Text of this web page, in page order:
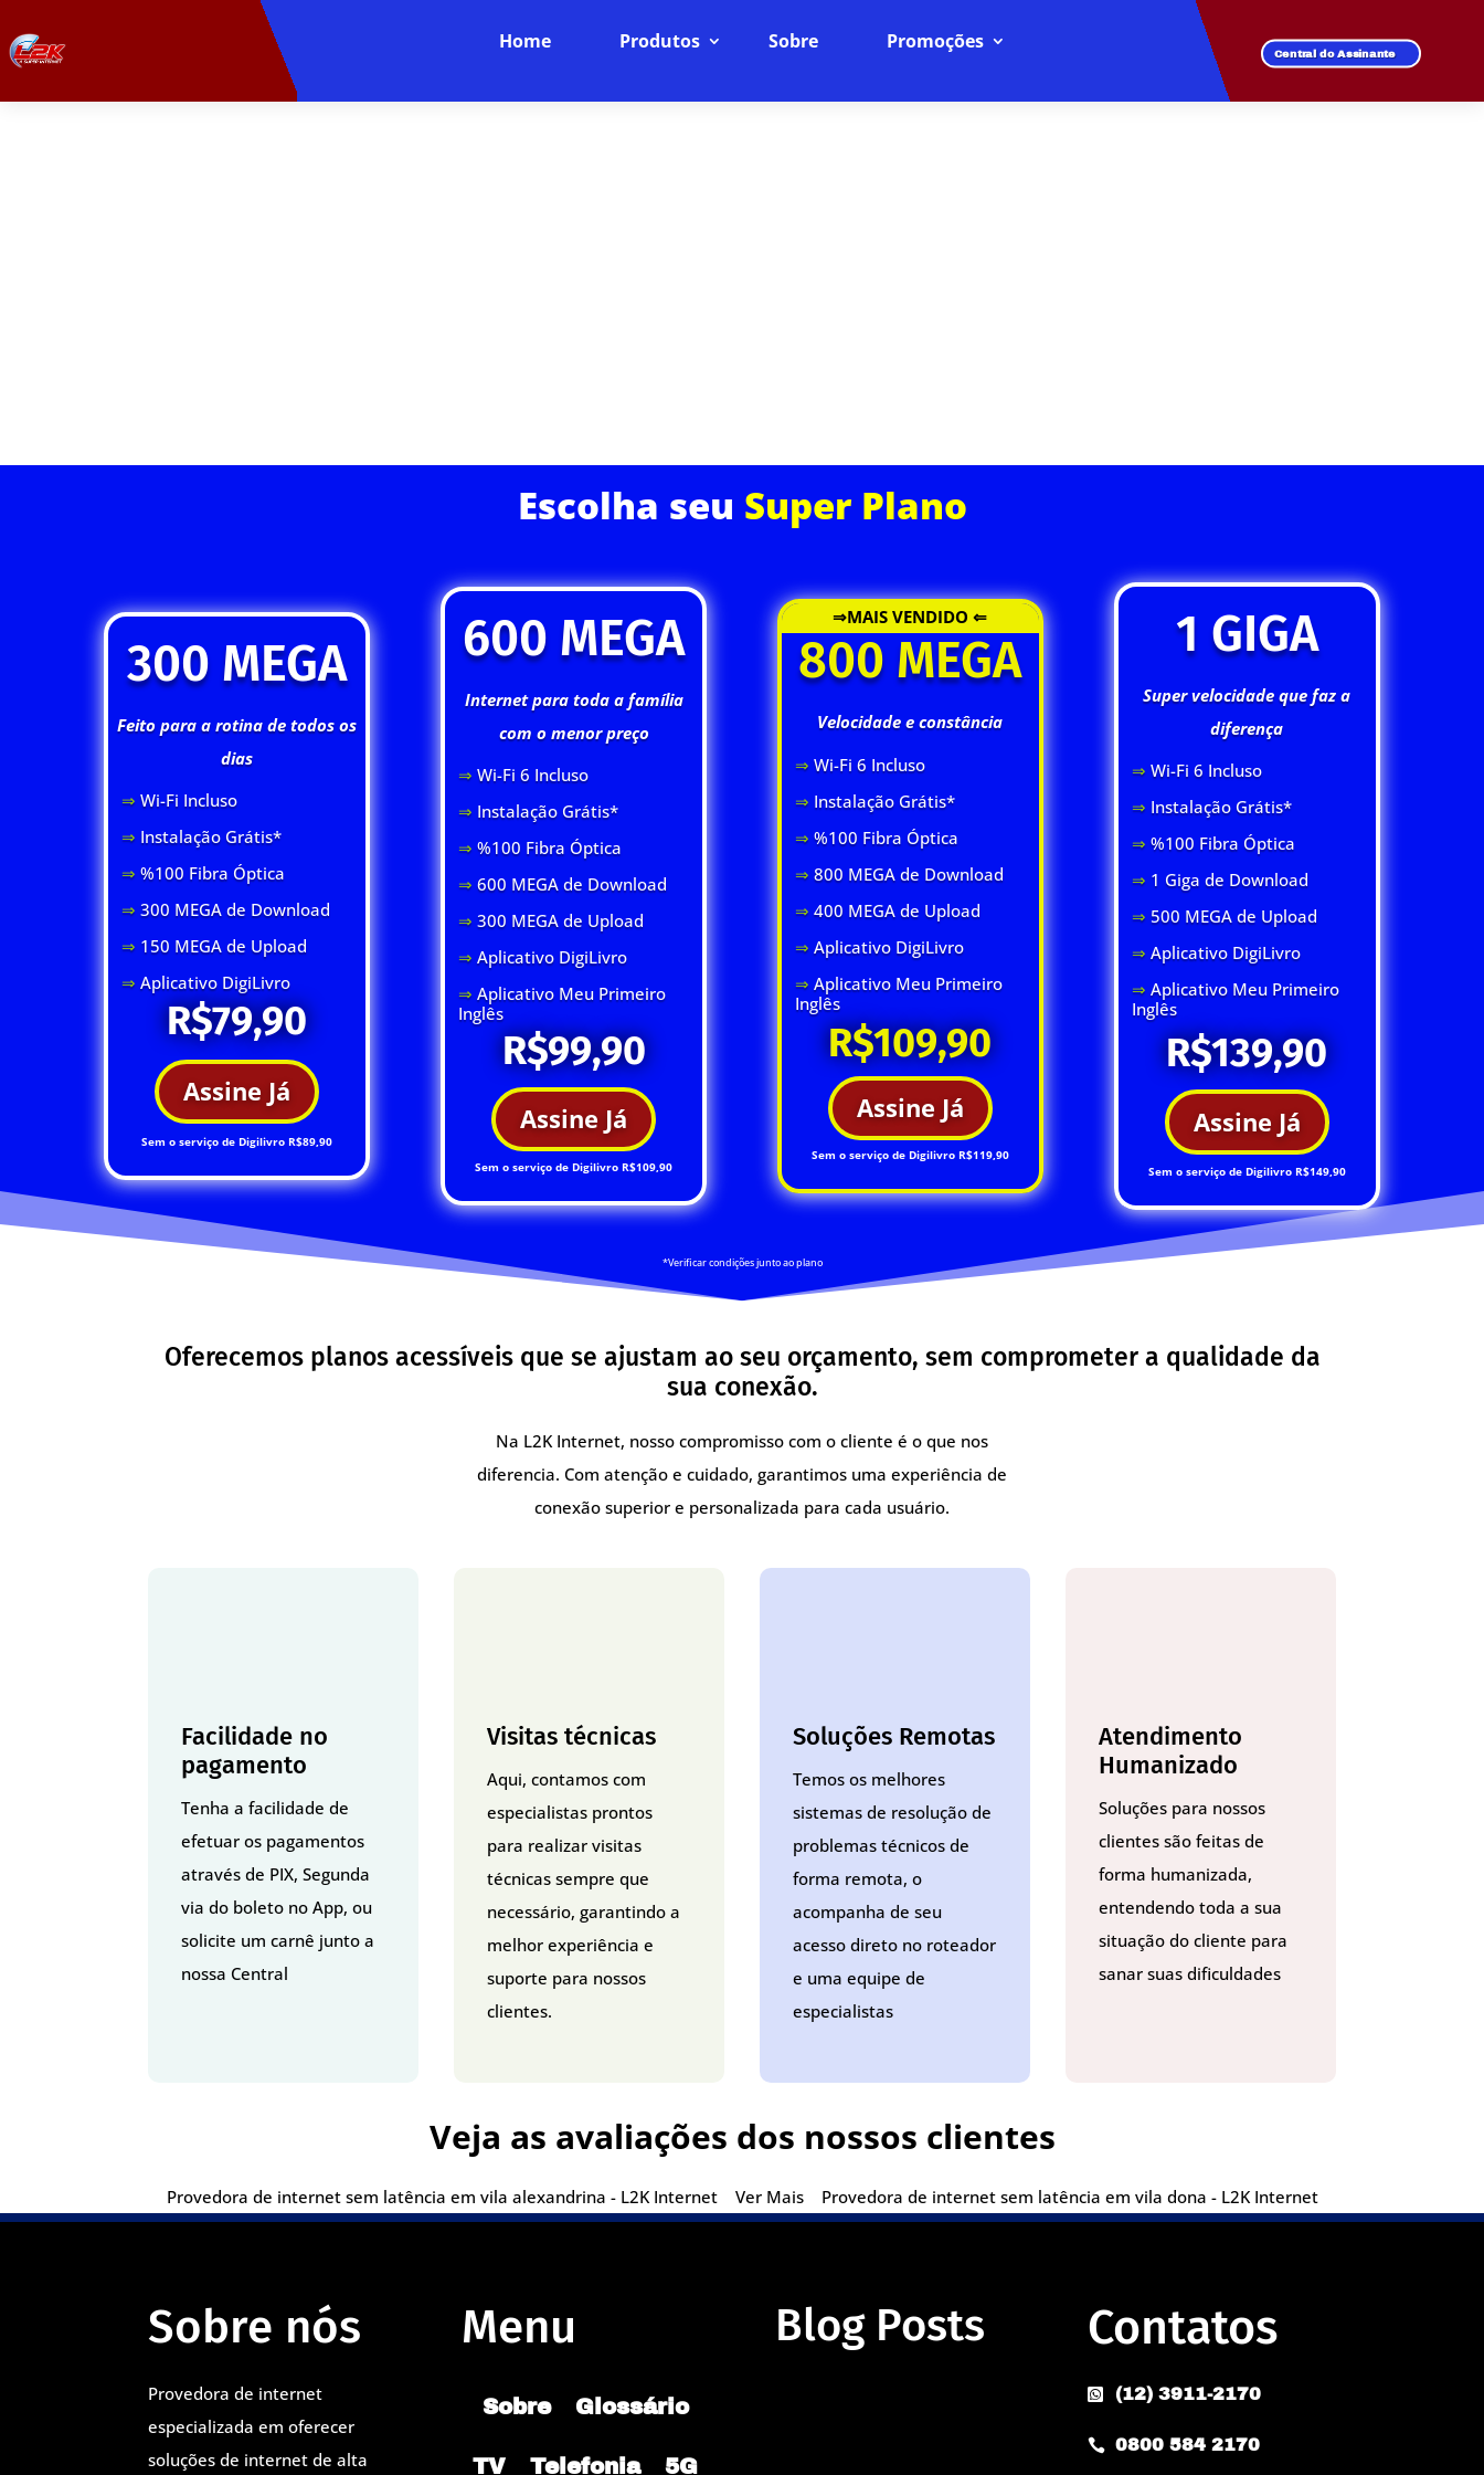
Home Produtos Sobre Promoções Central do Assinante
Escolha seu Super Plano
300 MEGA
Feito para a rotina de todos os
dias
⇒ Wi-Fi Incluso
⇒ Instalação Grátis*
⇒ %100 Fibra Óptica
⇒ 300 MEGA de Download
⇒ 150 MEGA de Upload
⇒Aplicativo DigiLivro
R$79,90
Assine Já
Sem o serviço de Digilivro R$89,90
600 MEGA
Internet para toda a família
com o menor preço
⇒ Wi-Fi 6 Incluso
⇒ Instalação Grátis*
⇒ %100 Fibra Óptica
⇒ 600 MEGA de Download
⇒ 300 MEGA de Upload
⇒ Aplicativo DigiLivro
⇒ Aplicativo Meu Primeiro
Inglês
R$99,90
Assine Já
Sem o serviço de Digilivro R$109,90
⇒MAIS VENDIDO ⇐
800 MEGA
Velocidade e constância
⇒ Wi-Fi 6 Incluso
⇒ Instalação Grátis*
⇒ %100 Fibra Óptica
⇒ 800 MEGA de Download
⇒ 400 MEGA de Upload
⇒ Aplicativo DigiLivro
⇒ Aplicativo Meu Primeiro
Inglês
R$109,90
Assine Já
Sem o serviço de Digilivro R$119,90
1 GIGA
Super velocidade que faz a
diferença
⇒ Wi-Fi 6 Incluso
⇒ Instalação Grátis*
⇒ %100 Fibra Óptica
⇒ 1 Giga de Download
⇒ 500 MEGA de Upload
⇒ Aplicativo DigiLivro
⇒ Aplicativo Meu Primeiro
Inglês
R$139,90
Assine Já
Sem o serviço de Digilivro R$149,90
*Verificar condições junto ao plano
Oferecemos planos acessíveis que se ajustam ao seu orçamento, sem comprometer a qualidade da
sua conexão.
Na L2K Internet, nosso compromisso com o cliente é o que nos
diferencia. Com atenção e cuidado, garantimos uma experiência de
conexão superior e personalizada para cada usuário.
Facilidade no
pagamento
Tenha a facilidade de
efetuar os pagamentos
através de PIX, Segunda
via do boleto no App, ou
solicite um carnê junto a
nossa Central
Visitas técnicas
Aqui, contamos com
especialistas prontos
para realizar visitas
técnicas sempre que
necessário, garantindo a
melhor experiência e
suporte para nossos
clientes.
Soluções Remotas
Temos os melhores
sistemas de resolução de
problemas técnicos de
forma remota, o
acompanha de seu
acesso direto no roteador
e uma equipe de
especialistas
Atendimento
Humanizado
Soluções para nossos
clientes são feitas de
forma humanizada,
entendendo toda a sua
situação do cliente para
sanar suas dificuldades
Veja as avaliações dos nossos clientes
Provedora de internet sem latência em vila alexandrina - L2K Internet Ver Mais Provedora de internet sem latência em vila dona - L2K Internet
Sobre nós
Provedora de internet
especializada em oferecer
soluções de internet de alta
Menu
Sobre Glossário
TV Telefonia 5G
Blog Posts Contatos
 (12) 3911-2170
 0800 584 2170